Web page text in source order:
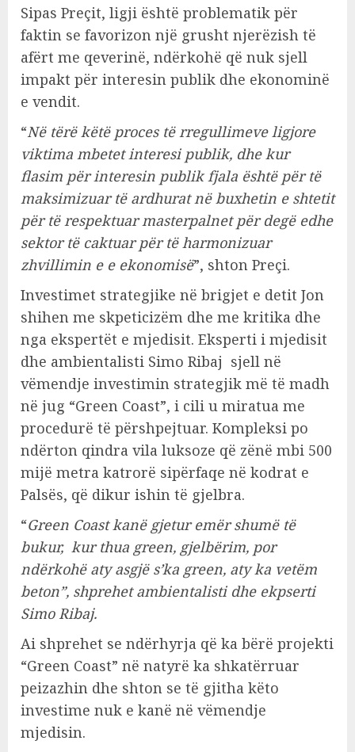
Sipas Preçit, ligji është problematik për
faktin se favorizon një grusht njerëzish të
afërt me qeverinë, ndërkohë që nuk sjell
impakt për interesin publik dhe ekonominë
e vendit.
“Në tërë këtë proces të rregullimeve ligjore
viktima mbetet interesi publik, dhe kur
flasim për interesin publik fjala është për të
maksimizuar të ardhurat në buxhetin e shtetit
për të respektuar masterpalnet për degë edhe
sektor të caktuar për të harmonizuar
zhvillimin e e ekonomisë”, shton Preçi.
Investimet strategjike në brigjet e detit Jon
shihen me skpeticizëm dhe me kritika dhe
nga ekspertët e mjedisit. Eksperti i mjedisit
dhe ambientalisti Simo Ribaj sjell në
vëmendje investimin strategjik më të madh
në jug “Green Coast”, i cili u miratua me
procedurë të përshpejtuar. Kompleksi po
ndërton qindra vila luksoze që zënë mbi 500
mijë metra katrorë sipërfaqe në kodrat e
Palsës, që dikur ishin të gjelbra.
“Green Coast kanë gjetur emër shumë të
bukur, kur thua green, gjelbërim, por
ndërkohë aty asgjë s’ka green, aty ka vetëm
beton”, shprehet ambientalisti dhe ekpserti
Simo Ribaj.
Ai shprehet se ndërhyrja që ka bërë projekti
“Green Coast” në natyrë ka shkatërruar
peizazhin dhe shton se të gjitha këto
investime nuk e kanë në vëmendje
mjedisin.